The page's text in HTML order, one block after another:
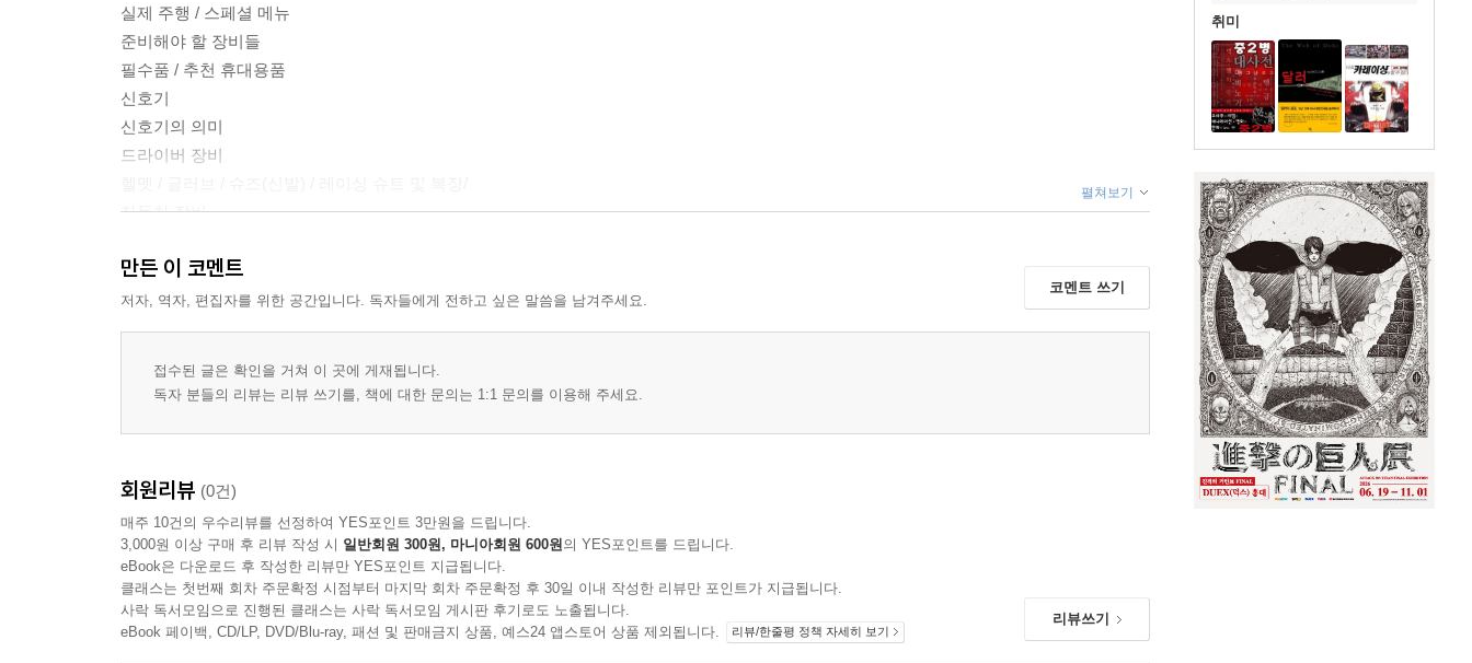
취미
실제 주행 / 스페셜 메뉴
준비해야 할 장비들
필수품 / 추천 휴대용품
신호기
신호기의 의미
드라이버 장비
자동차 장비
주행을 위한 기초지식 PART 2
처음 서킷을 주행할 경우
달리지 않고 능숙해지는 방법
스핀을 하고 나서 / 머신으로부터 탈출
머신 트러블이 일어나면
사고나 전복 되었을 때
다른 차와의 접촉과 사후처리
서킷 사고의 불문율 !
펼쳐보기
만든 이 코멘트
저자, 역자, 편집자를 위한 공간입니다. 독자들에게 전하고 싶은 말씀을 남겨주세요.
코멘트 쓰기
접수된 글은 확인을 거쳐 이 곳에 게재됩니다.
독자 분들의 리뷰는 리뷰 쓰기를, 책에 대한 문의는 1:1 문의를 이용해 주세요.
회원리뷰 (0건)
매주 10건의 우수리뷰를 선정하여 YES포인트 3만원을 드립니다.
3,000원 이상 구매 후 리뷰 작성 시 일반회원 300원, 마니아회원 600원의 YES포인트를 드립니다.
eBook은 다운로드 후 작성한 리뷰만 YES포인트 지급됩니다.
클래스는 첫번째 회차 주문확정 시점부터 마지막 회차 주문확정 후 30일 이내 작성한 리뷰만 포인트가 지급됩니다.
사락 독서모임으로 진행된 클래스는 사락 독서모임 게시판 후기로도 노출됩니다.
eBook 페이백, CD/LP, DVD/Blu-ray, 패션 및 판매금지 상품, 예스24 앱스토어 상품 제외됩니다.
리뷰/한줄평 정책 자세히 보기
리뷰쓰기